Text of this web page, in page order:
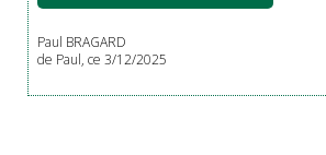
Paul BRAGARD
de Paul, ce 3/12/2025